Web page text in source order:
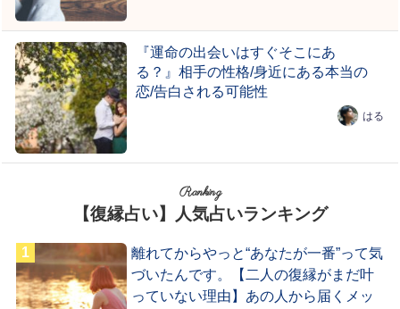
『運命の出会いはすぐそこにあ
る？』相手の性格/身近にある本当の
恋/告白される可能性
はる
Ranking
【復縁占い】人気占いランキング
離れてからやっと“あなたが一番”って気
づいたんです。【二人の復縁がまだ叶
っていない理由】あの人から届くメッ